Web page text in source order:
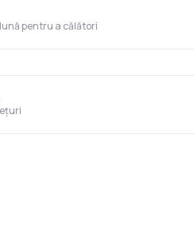
pentru a călători